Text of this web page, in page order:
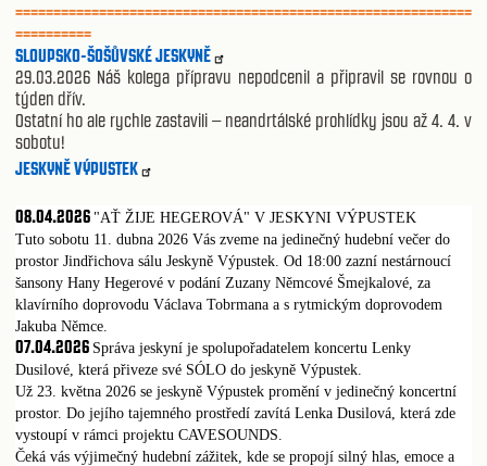
============================================================
==========
SLOUPSKO-ŠOŠŮVSKÉ JESKYNĚ
29.03.2026 Náš kolega přípravu nepodcenil a připravil se rovnou o
týden dřív.
Ostatní ho ale rychle zastavili – neandrtálské prohlídky jsou až 4. 4. v
sobotu!
JESKYNĚ VÝPUSTEK
08.04.2026 "AŤ ŽIJE HEGEROVÁ" V JESKYNI VÝPUSTEK
Tuto sobotu 11. dubna 2026 Vás zveme na jedinečný hudební večer do
prostor Jindřichova sálu Jeskyně Výpustek. Od 18:00 zazní nestárnoucí
šansony Hany Hegerové v podání Zuzany Němcové Šmejkalové, za
klavírního doprovodu Václava Tobrmana a s rytmickým doprovodem
Jakuba Němce.
07.04.2026 Správa jeskyní je spolupořadatelem koncertu Lenky
Dusilové, která přiveze své SÓLO do jeskyně Výpustek.
Už 23. května 2026 se jeskyně Výpustek promění v jedinečný koncertní
prostor. Do jejího tajemného prostředí zavítá Lenka Dusilová, která zde
vystoupí v rámci projektu CAVESOUNDS.
Čeká vás výjimečný hudební zážitek, kde se propojí silný hlas, emoce a